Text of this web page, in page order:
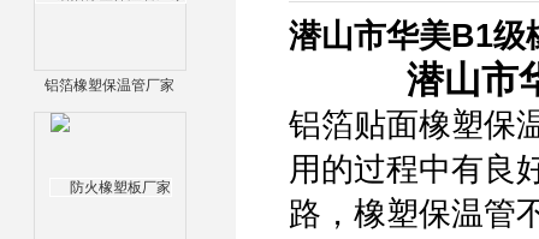
铝箔橡塑保温管厂家
潜山市华美B1级
潜山市
铝箔贴面橡塑保
用的过程中有良
路，橡塑保温管